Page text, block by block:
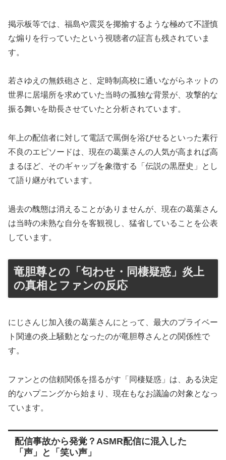
掲示板等では、福島や震災を揶揄するような極めて不謹慎
な煽りを行っていたという視聴者の証言も残されていま
す。
若さゆえの無鉄砲さと、定時制高校に通いながらネットの
世界に居場所を求めていた当時の孤独な背景が、攻撃的な
振る舞いを助長させていたと分析されています。
年上の配信者に対して電話で罵倒を浴びせるといった素行
不良のエピソードは、現在の葛葉さんの人気が高まれば高
まるほど、そのギャップを象徴する「伝説の黒歴史」とし
て語り継がれています。
過去の醜態は消えることがありませんが、現在の葛葉さん
は当時の未熟な自分を客観視し、猛省していることを公表
しています。
竜胆尊との「匂わせ・同棲疑惑」炎上
の真相とファンの反応
にじさんじ加入後の葛葉さんにとって、最大のプライベー
ト関連の炎上騒動となったのが竜胆尊さんとの関係性で
す。
ファンとの信頼関係を揺るがす「同棲疑惑」は、ある決定
的なハプニングから始まり、現在もなお議論の対象となっ
ています。
配信事故から発覚？ASMR配信に混入した
「声」と「笑い声」